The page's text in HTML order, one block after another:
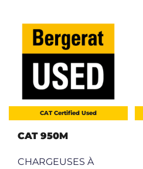
CAT Certified Used
CAT 950M
CHARGEUSES À